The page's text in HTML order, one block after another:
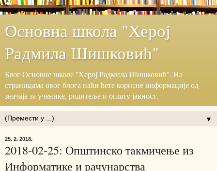
Основна школа "Херој
Радмила Шишковић"
Блог ‎Основне школе "Херој ‎Радмила Шишковић".‎ На
страницама овог блога наћи ћете корисне информације ‎од
значаја за ученике, родитеље и општу јавност.‎
▼
25. 2. 2018.
2018-02-25: Општинско такмичење из
Информатике и рачунарства